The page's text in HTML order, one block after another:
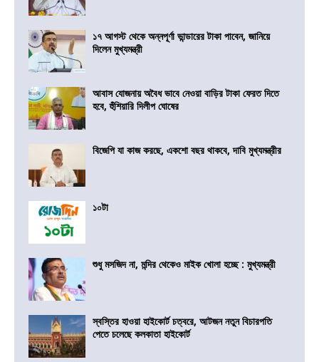
১৭ আগস্ট থেকে অন্নপূর্ণা ভান্ডারের টাকা পাবেন, জানিয়ে
দিলেন মুখ্যমন্ত্রী
আবাস যোজনায় অবৈধ ভাবে নেওয়া বাড়ির টাকা ফেরত দিতে
হবে, হুঁশিয়ারি দিলীপ ঘোষের
বিজেপি যা কাজ করছে, একশো বছর থাকবে, দাবি মুখ্যমন্ত্রীর
১০টা
শুধু মসজিদ না, মন্দির থেকেও মাইক খোলা হচ্ছে : মুখ্যমন্ত্রী
স্বস্তির হাওয়া হাইকোর্ট চত্বরে, আটজন নতুন বিচারপতি
পেতে চলেছে কলকাতা হাইকোর্ট